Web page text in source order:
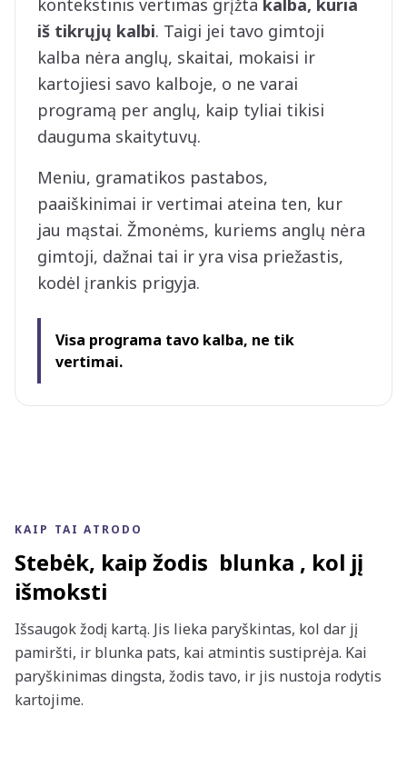
kontekstinis vertimas grįžta kalba, kuria
iš tikrųjų kalbi. Taigi jei tavo gimtoji
kalba nėra anglų, skaitai, mokaisi ir
kartojiesi savo kalboje, o ne varai
programą per anglų, kaip tyliai tikisi
dauguma skaitytuvų.
Meniu, gramatikos pastabos,
paaiškinimai ir vertimai ateina ten, kur
jau mąstai. Žmonėms, kuriems anglų nėra
gimtoji, dažnai tai ir yra visa priežastis,
kodėl įrankis prigyja.
Visa programa tavo kalba, ne tik
vertimai.
KAIP TAI ATRODO
Stebėk, kaip žodis blunka , kol jį
išmoksti
Išsaugok žodį kartą. Jis lieka paryškintas, kol dar jį
pamiršti, ir blunka pats, kai atmintis sustiprėja. Kai
paryškinimas dingsta, žodis tavo, ir jis nustoja rodytis
kartojime.